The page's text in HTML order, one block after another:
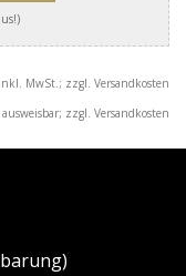
inkl. MwSt.; zzgl. Versandkosten
zzgl. Versandkosten